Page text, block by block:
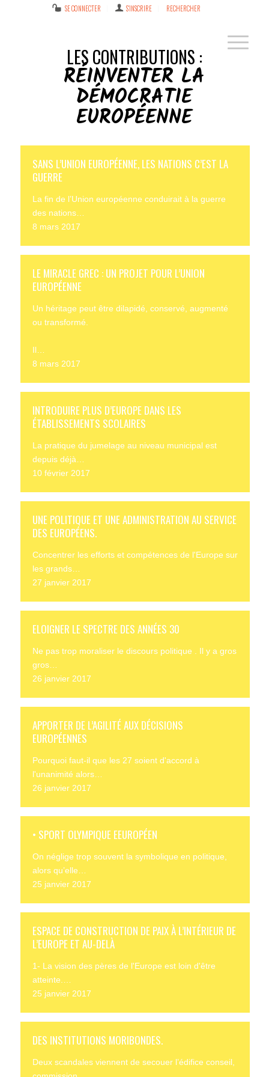
SE CONNECTER S’INSCRIRE RECHERCHER
LES CONTRIBUTIONS :
RÉINVENTER LA
DÉMOCRATIE
EUROPÉENNE
SANS L’UNION EUROPÉENNE, LES NATIONS C’EST LA
GUERRE
La fin de l’Union européenne conduirait à la guerre
des nations…
8 mars 2017
LE MIRACLE GREC : UN PROJET POUR L’UNION
EUROPÉENNE
Un héritage peut être dilapidé, conservé, augmenté
ou transformé.
Il…
8 mars 2017
INTRODUIRE PLUS D’EUROPE DANS LES
ÉTABLISSEMENTS SCOLAIRES
La pratique du jumelage au niveau municipal est
depuis déjà…
10 février 2017
UNE POLITIQUE ET UNE ADMINISTRATION AU SERVICE
DES EUROPÉENS.
Concentrer les efforts et compétences de l'Europe sur
les grands…
27 janvier 2017
ELOIGNER LE SPECTRE DES ANNÉES 30
Ne pas trop moraliser le discours politique . Il y a gros
gros…
26 janvier 2017
APPORTER DE L’AGILITÉ AUX DÉCISIONS
EUROPÉENNES
Pourquoi faut-il que les 27 soient d'accord à
l'unanimité alors…
26 janvier 2017
• SPORT OLYMPIQUE EEUROPÉEN
On néglige trop souvent la symbolique en politique,
alors qu’elle…
25 janvier 2017
ESPACE DE CONSTRUCTION DE PAIX À L’INTÉRIEUR DE
L’EUROPE ET AU-DELÀ
1- La vision des pères de l'Europe est loin d'être
atteinte.…
25 janvier 2017
DES INSTITUTIONS MORIBONDES.
Deux scandales viennent de secouer l’édifice conseil,